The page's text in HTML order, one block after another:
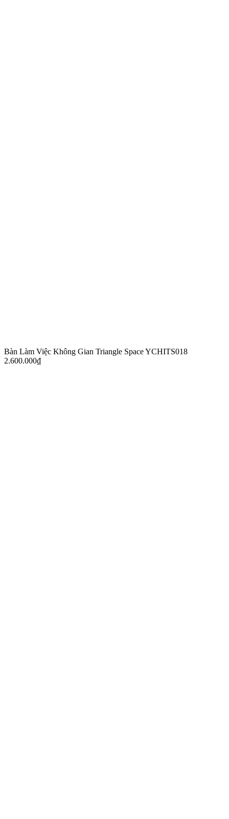
Bàn Làm Việc Không Gian Triangle Space YCHITS018
2.600.000₫